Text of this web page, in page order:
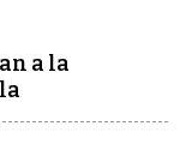
a la